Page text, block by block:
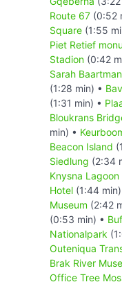
Route 67 (0:52
Square (1:55
Piet Retief
Stadion (0:42
Sarah
(1:28 min) •
(1:31 min) •
Bloukrans
min) •
Beacon Island
Siedlung (2:34
Knysna Lagoon
Hotel (1:44 min)
Museum (2:42
(0:53 min) •
Nationalpark
Outeniqua
Brak River
Office Tree